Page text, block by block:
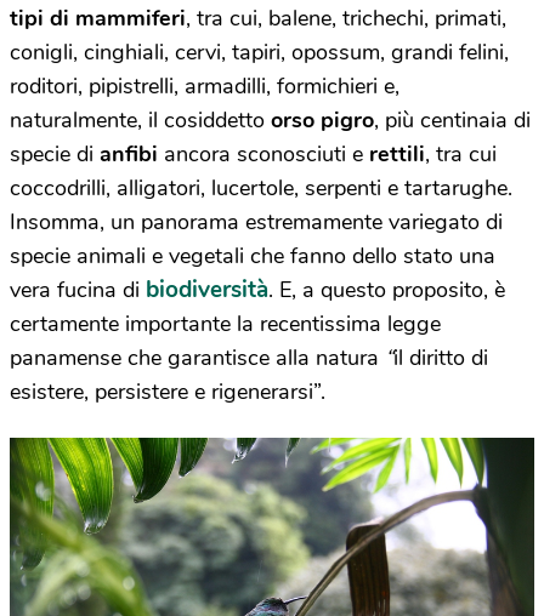
tipi di mammiferi, tra cui, balene, trichechi, primati,
conigli, cinghiali, cervi, tapiri, opossum, grandi felini,
roditori, pipistrelli, armadilli, formichieri e,
naturalmente, il cosiddetto orso pigro, più centinaia di
specie di anfibi ancora sconosciuti e rettili, tra cui
coccodrilli, alligatori, lucertole, serpenti e tartarughe.
Insomma, un panorama estremamente variegato di
specie animali e vegetali che fanno dello stato una
vera fucina di biodiversità. E, a questo proposito, è
certamente importante la recentissima legge
panamense che garantisce alla natura “il diritto di
esistere, persistere e rigenerarsi”.